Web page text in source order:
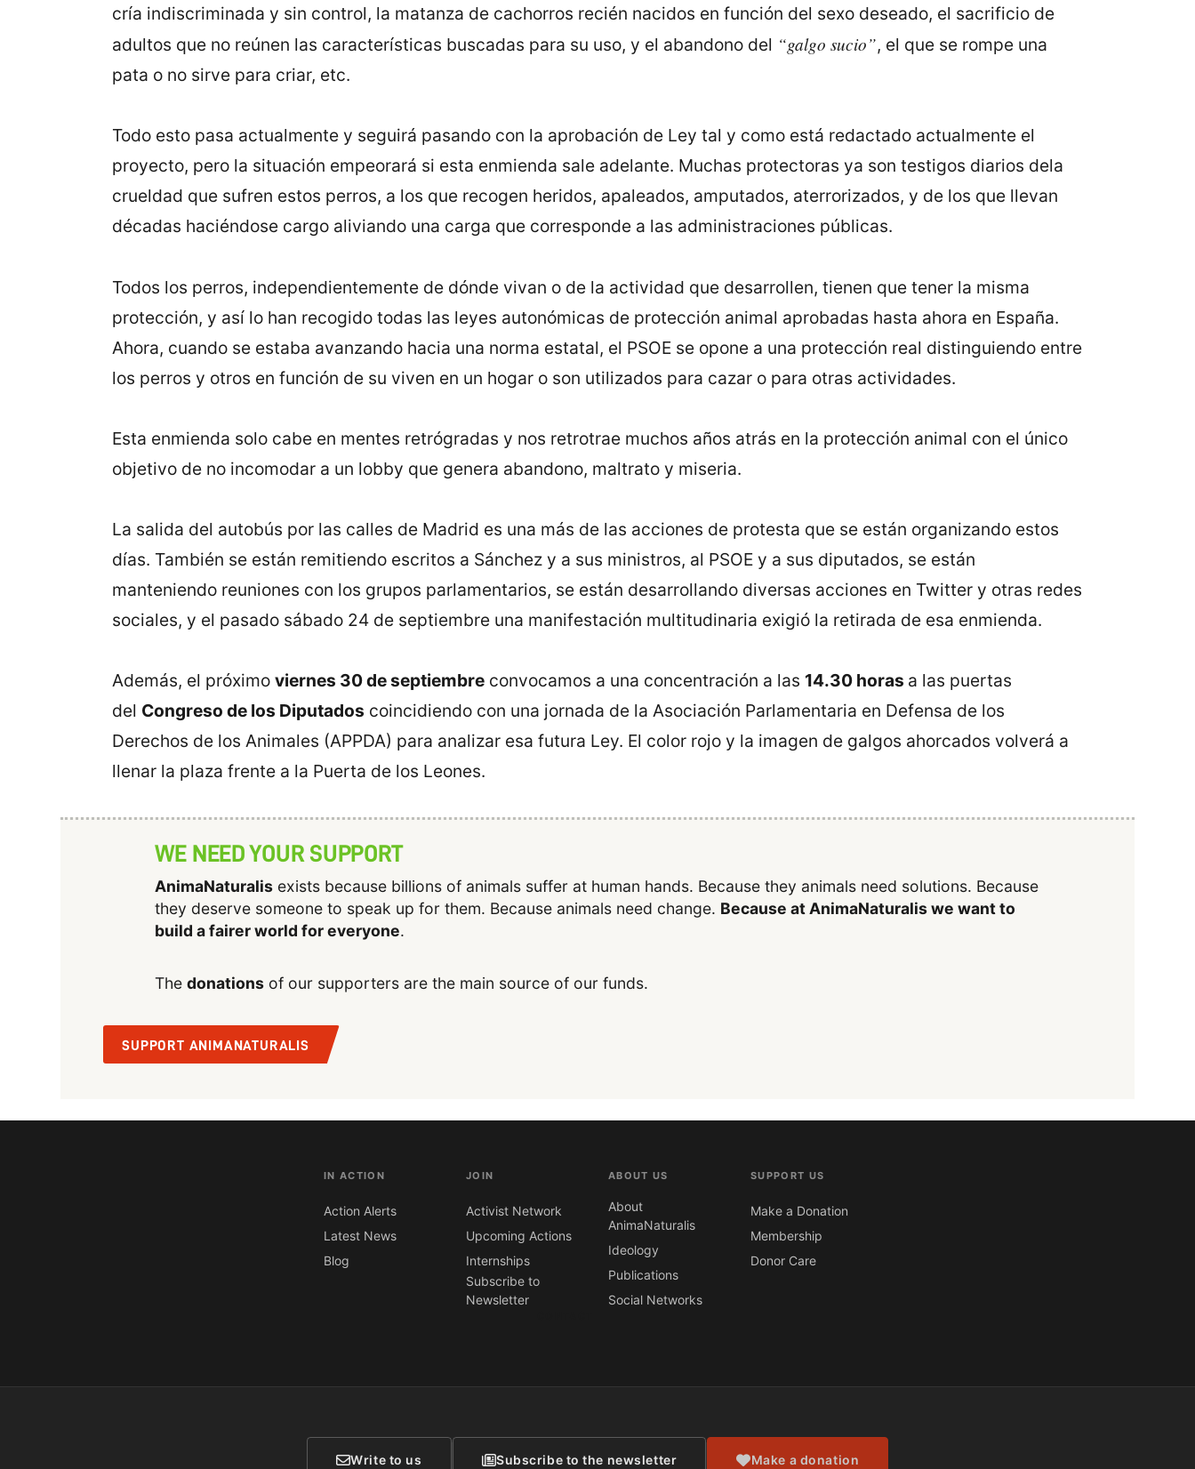
cría indiscriminada y sin control, la matanza de cachorros recién nacidos en función del sexo deseado, el sacrificio de
adultos que no reúnen las características buscadas para su uso, y el abandono del “galgo sucio”, el que se rompe una
pata o no sirve para criar, etc.
Todo esto pasa actualmente y seguirá pasando con la aprobación de Ley tal y como está redactado actualmente el
proyecto, pero la situación empeorará si esta enmienda sale adelante. Muchas protectoras ya son testigos diarios dela
crueldad que sufren estos perros, a los que recogen heridos, apaleados, amputados, aterrorizados, y de los que llevan
décadas haciéndose cargo aliviando una carga que corresponde a las administraciones públicas.
Todos los perros, independientemente de dónde vivan o de la actividad que desarrollen, tienen que tener la misma
protección, y así lo han recogido todas las leyes autonómicas de protección animal aprobadas hasta ahora en España.
Ahora, cuando se estaba avanzando hacia una norma estatal, el PSOE se opone a una protección real distinguiendo entre
los perros y otros en función de su viven en un hogar o son utilizados para cazar o para otras actividades.
Esta enmienda solo cabe en mentes retrógradas y nos retrotrae muchos años atrás en la protección animal con el único
objetivo de no incomodar a un lobby que genera abandono, maltrato y miseria.
La salida del autobús por las calles de Madrid es una más de las acciones de protesta que se están organizando estos
días. También se están remitiendo escritos a Sánchez y a sus ministros, al PSOE y a sus diputados, se están
manteniendo reuniones con los grupos parlamentarios, se están desarrollando diversas acciones en Twitter y otras redes
sociales, y el pasado sábado 24 de septiembre una manifestación multitudinaria exigió la retirada de esa enmienda.
Además, el próximo viernes 30 de septiembreconvocamos a una concentración a las 14.30 horas a las puertas
del Congreso de los Diputados coincidiendo con una jornada de la Asociación Parlamentaria en Defensa de los
Derechos de los Animales (APPDA) para analizar esa futura Ley. El color rojo y la imagen de galgos ahorcados volverá a
llenar la plaza frente a la Puerta de los Leones.
WE NEED YOUR SUPPORT
AnimaNaturalisexists because billions of animals suffer at human hands. Because they animals need solutions. Because
they deserve someone to speak up for them. Because animals need change. Because at AnimaNaturalis we want to
build a fairer world for everyone.
The donationsof our supporters are the main source of our funds.
SUPPORT ANIMANATURALIS
IN ACTION
Action Alerts
Latest News
Blog
JOIN
Activist Network
Upcoming Actions
Internships
Subscribe to
Newsletter
ABOUT US
About
AnimaNaturalis
Ideology
Publications
Social Networks
SUPPORT US
Make a Donation
Membership
Donor Care
Write to us Subscribe to the newsletter Make a donation